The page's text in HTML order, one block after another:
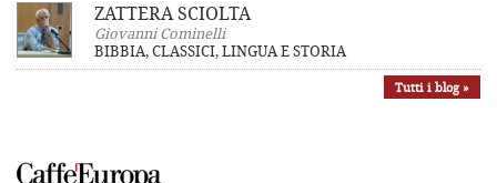
ZATTERA SCIOLTA
Giovanni Cominelli
BIBBIA, CLASSICI, LINGUA E STORIA
Tutti i blog »